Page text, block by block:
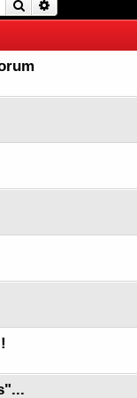
Rechercher